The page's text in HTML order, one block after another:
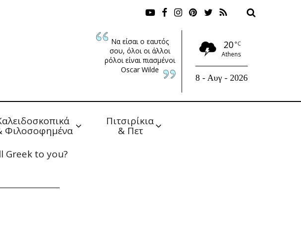
Να είσαι ο εαυτός
σου, όλοι οι άλλοι
ρόλοι είναι πιασμένοι
Oscar Wilde
20 °C
Athens
8 - Αυγ - 2026
Φιλοσοφημένα
Πιτσιρίκια
& Πετ
Greek to you?